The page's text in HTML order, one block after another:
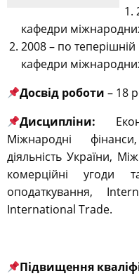
кафедри
2008 – по
кафедри
Досвід роботи – 18
Дисципліни:
Міжнародні
діяльність України,
комерційні угоди
оподаткування,
International Trade.
Підвищення